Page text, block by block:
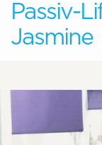
Passiv-
Jasmine